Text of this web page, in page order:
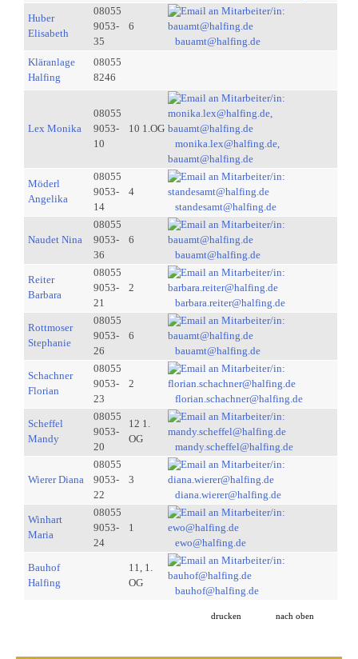
Huber
Elisabeth
08055
9053-
35
6
bauamt@halfing.de
Kläranlage
Halfing
08055
8246
Lex Monika
08055
9053-
10
10 1.OG
monika.lex@halfing.de,
bauamt@halfing.de
Möderl
Angelika
08055
9053-
14
4
standesamt@halfing.de
Naudet Nina
08055
9053-
36
6
bauamt@halfing.de
Reiter
Barbara
08055
9053-
21
2
barbara.reiter@halfing.de
Rottmoser
Stephanie
08055
9053-
26
6
bauamt@halfing.de
Schachner
Florian
08055
9053-
23
2
florian.schachner@halfing.de
Scheffel
Mandy
08055
9053-
20
12 1.
OG
mandy.scheffel@halfing.de
Wierer Diana
08055
9053-
22
3
diana.wierer@halfing.de
Winhart
Maria
08055
9053-
24
1
ewo@halfing.de
Bauhof
Halfing
11, 1.
OG
bauhof@halfing.de
drucken nach oben